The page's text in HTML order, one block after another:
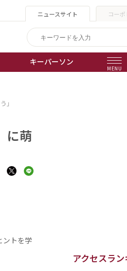
ニュースサイト コー
キーパーソン
MENU
」
に萌
トを学
アクセスラ